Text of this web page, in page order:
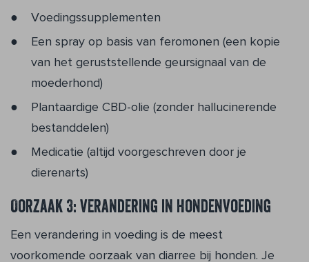
Voedingssupplementen
Een spray op basis van feromonen (een kopie
van het geruststellende geursignaal van de
moederhond)
Plantaardige CBD-olie (zonder hallucinerende
bestanddelen)
Medicatie (altijd voorgeschreven door je
dierenarts)
Oorzaak 3: verandering in hondenvoeding
Een verandering in voeding is de meest
voorkomende oorzaak van diarree bij honden. Je